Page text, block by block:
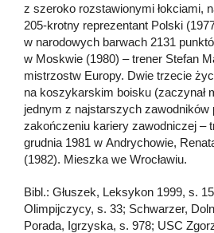
z szeroko rozstawionymi łokciami,
205-krotny reprezentant Polski
w narodowych barwach 2131
w Moskwie (1980) – trener Stefan
mistrzostw Europy. Dwie trzecie
na koszykarskim boisku (zaczynał
jednym z najstarszych zawodników
zakończeniu kariery zawodniczej –
grudnia 1981 w Andrychowie,
(1982). Mieszka we Wrocławiu.
Bibl.: Głuszek, Leksykon 1999, s.
Olimpijczycy, s. 33; Schwarzer,
Porada, Igrzyska, s. 978; USC